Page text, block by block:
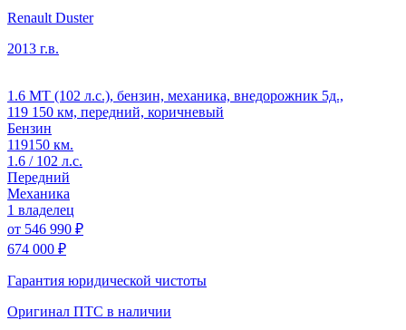
Renault Duster
2013 г.в.
1.6 MT (102 л.с.), бензин, механика, внедорожник 5д.,
119 150 км, передний, коричневый
Бензин
119150 км.
1.6 / 102 л.с.
Передний
Механика
1 владелец
от 546 990 ₽
674 000 ₽
Гарантия юридической чистоты
Оригинал ПТС в наличии